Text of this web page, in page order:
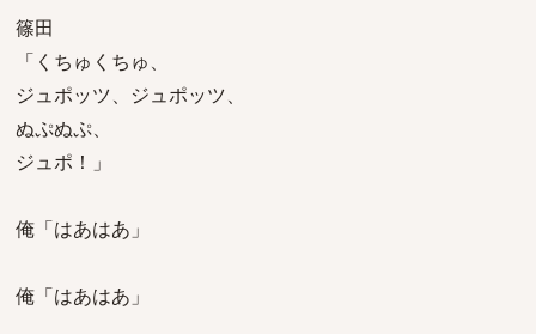
篠田
「くちゅくちゅ、
ジュポッツ、ジュポッツ、
ぬぷぬぷ、
ジュポ！」
俺「はあはあ」
俺「はあはあ」